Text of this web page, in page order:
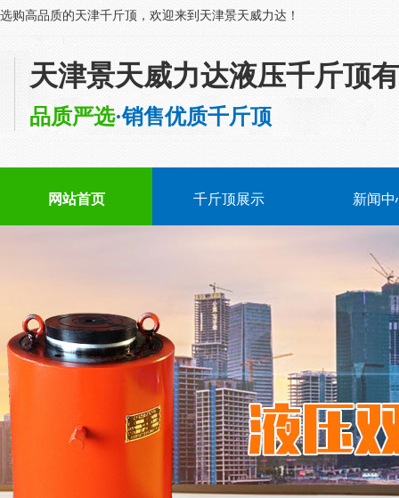
选购高品质的天津千斤顶，欢迎来到天津景天威力达！
天津景天威力达液压千斤顶
品质严选·销售优质千斤顶
网站首页 千斤顶展示 新闻中